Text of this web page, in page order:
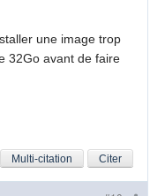
une image trop
32Go avant de faire
Citer
Multi-citation